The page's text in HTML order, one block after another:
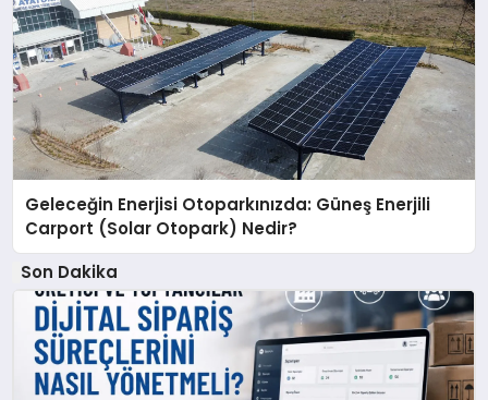
Geleceğin Enerjisi Otoparkınızda: Güneş Enerjili
Carport (Solar Otopark) Nedir?
Son Dakika